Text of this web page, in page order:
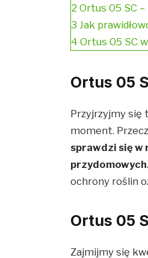
2 Ortus 05 SC
3 Jak
4 Ortus 05 SC
Ortus 05
Przyjrzyjmy się
moment.
sprawdzi się w
ochrony roślin
Ortus 05
Zajmijmy się